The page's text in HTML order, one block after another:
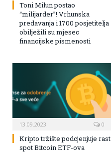
Toni Milun postao
“milijarder”! Vrhunska
predavanja i 1700 posjetitelja
obilježili su mjesec
financijske pismenosti
13.09.2023 0
Kripto tržište podcjenjuje rast
spot Bitcoin ETF-ova